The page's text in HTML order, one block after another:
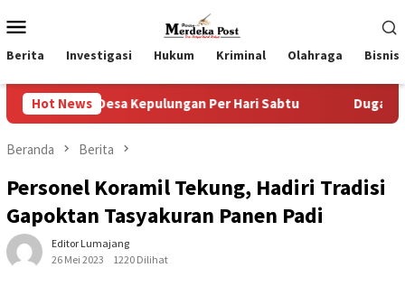
ke
kontenMobile
Berita Investigasi Hukum Kriminal Olahraga Bisnis
Hot News
Desa Kepulungan Per Hari Sabtu Dugaan Pungli SKAB
Beranda Berita
Personel Koramil Tekung, Hadiri Tradisi
Gapoktan Tasyakuran Panen Padi
Editor Lumajang
26 Mei 2023
1220 Dilihat